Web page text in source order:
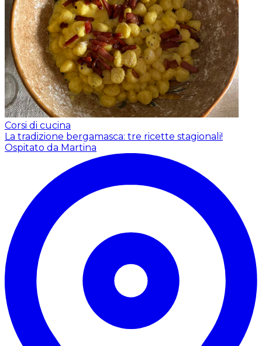
Corsi di cucina
La tradizione bergamasca: tre ricette stagionali!
Ospitato da Martina